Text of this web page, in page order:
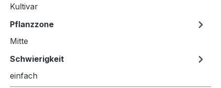
Kultivar
Pflanzzone
Mitte
Schwierigkeit
einfach